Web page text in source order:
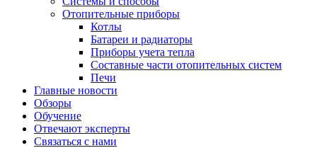
Отопительные приборы
Котлы
Батареи и радиаторы
Приборы учета тепла
Составные части отопительных систем
Печи
Главные новости
Обзоры
Обучение
Отвечают эксперты
Связаться с нами